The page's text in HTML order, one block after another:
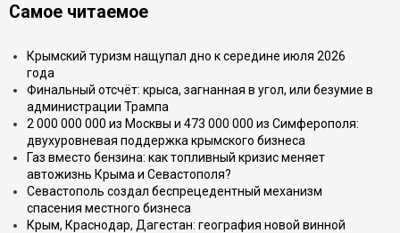
Самое читаемое
Крымский туризм нащупал дно к середине июля 2026
года
Финальный отсчёт: крыса, загнанная в угол, или безумие в
администрации Трампа
2 000 000 000 из Москвы и 473 000 000 из Симферополя:
двухуровневая поддержка крымского бизнеса
Газ вместо бензина: как топливный кризис меняет
автожизнь Крыма и Севастополя?
Севастополь создал беспрецедентный механизм
спасения местного бизнеса
Крым, Краснодар, Дагестан: география новой винной